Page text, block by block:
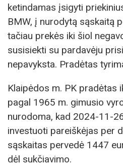
ketindamas įsigyti
BMW, į nurodytą sąskaitą
tačiau prekės iki šiol
susisiekti su pardavėju
nepavyksta. Pradėtas
Klaipėdos m. PK pradėtas
pagal 1965 m. gimusio
nurodoma, kad 2024-11-
investuoti pareiškėjas per
sąskaitas pervedė 1447
dėl sukčiavimo.